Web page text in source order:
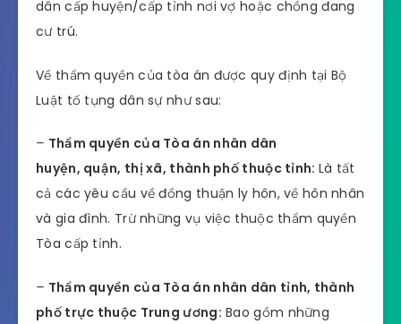
dân cấp huyện/cấp tỉnh nơi vợ hoặc chồng đang
cư trú.
Về thẩm quyền của tòa án được quy định tại Bộ
Luật tố tụng dân sự như sau:
– Thẩm quyền của Tòa án nhân dân
huyện, quận, thị xã, thành phố thuộc tỉnh: Là tất
cả các yêu cầu về đồng thuận ly hôn, về hôn nhân
và gia đình. Trừ những vụ việc thuộc thẩm quyền
Tòa cấp tỉnh.
– Thẩm quyền của Tòa án nhân dân tỉnh, thành
phố trực thuộc Trung ương: Bao gồm những